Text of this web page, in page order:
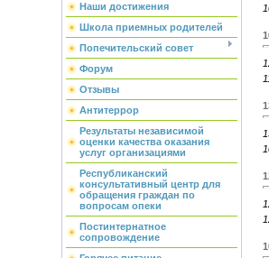
Наши достижения
Школа приемных родителей
Попечительский совет
Форум
Отзывы
Антитеррор
Результаты независимой
оценки качества оказания
услуг организациями
Республиканский
консультативный центр для
обращения граждан по
вопросам опеки
Постинтернатное
сопровождение